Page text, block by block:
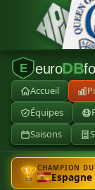
E euroDB
Accueil
Équipes
Saisons
🏆CHAMPION
Espagne